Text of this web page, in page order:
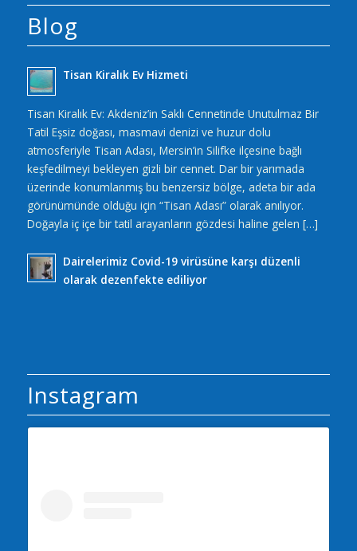
Blog
Tisan Kiralık Ev Hizmeti
Tisan Kiralık Ev: Akdeniz’in Saklı Cennetinde Unutulmaz Bir
Tatil Eşsiz doğası, masmavi denizi ve huzur dolu
atmosferiyle Tisan Adası, Mersin’in Silifke ilçesine bağlı
keşfedilmeyi bekleyen gizli bir cennet. Dar bir yarımada
üzerinde konumlanmış bu benzersiz bölge, adeta bir ada
görünümünde olduğu için “Tisan Adası” olarak anılıyor.
Doğayla iç içe bir tatil arayanların gözdesi haline gelen […]
Dairelerimiz Covid-19 virüsüne karşı düzenli
olarak dezenfekte ediliyor
Instagram